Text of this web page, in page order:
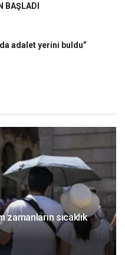
BAŞLADI
adalet yerini buldu”
zamanların sıcaklık